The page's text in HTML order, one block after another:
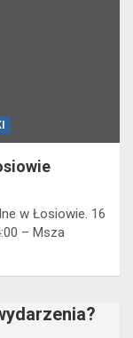
w Łosiowie. 16
– Msza